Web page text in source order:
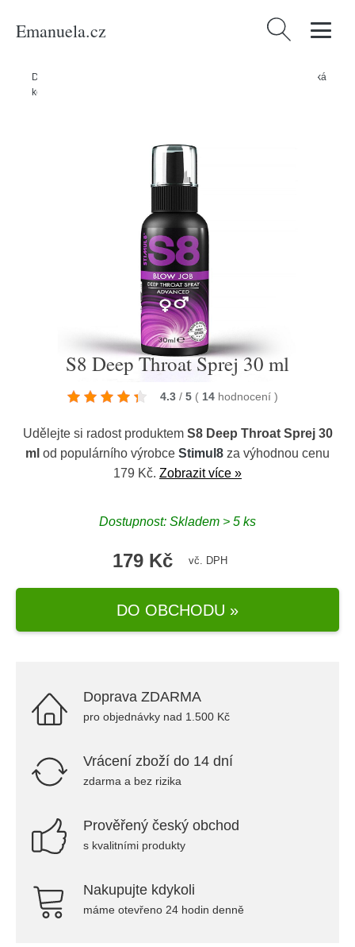
Emanuela.cz Vyhledávání
Domů
Kondomy a erotická
kosmetika
S8 Deep Throat Sprej 30 ml
4.3 / 5 ( 14 hodnocení )
Udělejte si radost produktem S8 Deep Throat Sprej 30
ml od populárního výrobce Stimul8 za výhodnou cenu
179 Kč. Zobrazit více »
Dostupnost: Skladem > 5 ks
179 Kč vč. DPH
DO OBCHODU »
Doprava ZDARMA
pro objednávky nad 1.500 Kč
Vrácení zboží do 14 dní
zdarma a bez rizika
Prověřený český obchod
s kvalitními produkty
Nakupujte kdykoli
máme otevřeno 24 hodin denně